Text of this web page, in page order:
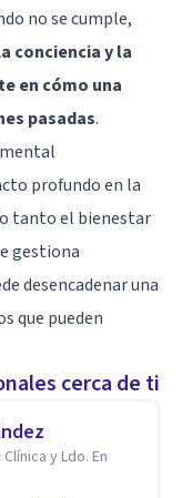
no se cumple,
conciencia y la
en cómo una
pasadas.
profundo en la
tanto el bienestar
gestiona
desencadenar una
que pueden
cerca de ti
y Ldo. En